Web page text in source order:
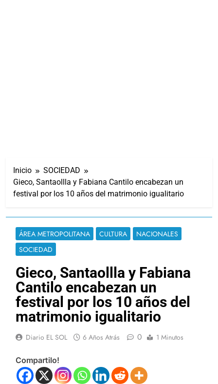
Inicio
SOCIEDAD
Gieco, Santaollla y Fabiana Cantilo encabezan un
festival por los 10 años del matrimonio igualitario
ÁREA METROPOLITANA CULTURA
NACIONALES
SOCIEDAD
Gieco, Santaollla y Fabiana
Cantilo encabezan un
festival por los 10 años del
matrimonio igualitario
Diario EL SOL 6 Años Atrás 0 1 Minutos
Compartilo!